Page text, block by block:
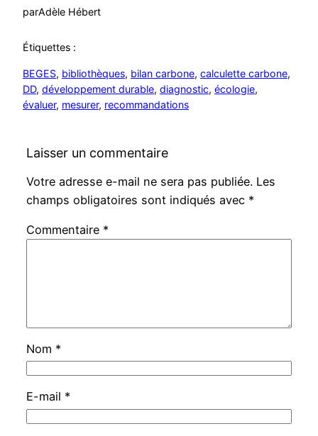
parAdèle Hébert
Étiquettes :
BEGES, bibliothèques, bilan carbone, calculette carbone
DD, développement durable, diagnostic, écologie
évaluer, mesurer, recommandations
Laisser un commentaire
Votre adresse e-mail ne sera pas publiée. Les
champs obligatoires sont indiqués avec *
Commentaire *
Nom *
E-mail *